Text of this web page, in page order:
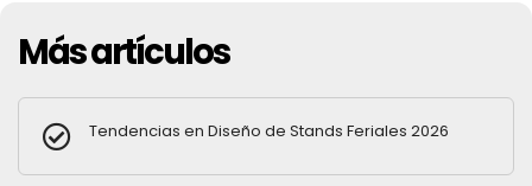
Más artículos
Tendencias en Diseño de Stands Feriales 2026